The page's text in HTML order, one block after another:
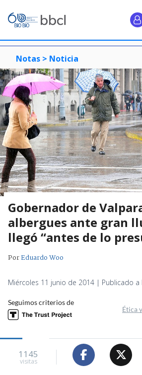
Notas > Noticia
Gobernador de
albergues ante gran
llegó “antes de lo
PorEduardo Woo
Miércoles 11 junio de 2014 | Publicado a
Seguimos criterios de
Ética
1145
visitas